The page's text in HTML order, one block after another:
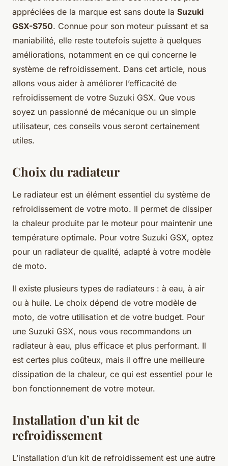
appréciées de la marque est sans doute la Suzuki
GSX-S750. Connue pour son moteur puissant et sa
maniabilité, elle reste toutefois sujette à quelques
améliorations, notamment en ce qui concerne le
système de refroidissement. Dans cet article, nous
allons vous aider à améliorer l’efficacité de
refroidissement de votre Suzuki GSX. Que vous
soyez un passionné de mécanique ou un simple
utilisateur, ces conseils vous seront certainement
utiles.
Choix du radiateur
Le radiateur est un élément essentiel du système de
refroidissement de votre moto. Il permet de dissiper
la chaleur produite par le moteur pour maintenir une
température optimale. Pour votre Suzuki GSX, optez
pour un radiateur de qualité, adapté à votre modèle
de moto.
Il existe plusieurs types de radiateurs : à eau, à air
ou à huile. Le choix dépend de votre modèle de
moto, de votre utilisation et de votre budget. Pour
une Suzuki GSX, nous vous recommandons un
radiateur à eau, plus efficace et plus performant. Il
est certes plus coûteux, mais il offre une meilleure
dissipation de la chaleur, ce qui est essentiel pour le
bon fonctionnement de votre moteur.
Installation d’un kit de
refroidissement
L’installation d’un kit de refroidissement est une autre